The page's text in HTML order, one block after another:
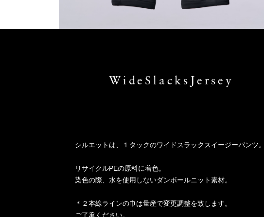
WideSlacksJersey
シルエットは、１タックのワイドスラックスイージーパンツ。
リサイクルPEの原料に着色。
染色の際、水を使用しないダンボールニット素材。
＊２本線ラインの巾は量産で変更調整を致します。
ご了承ください。